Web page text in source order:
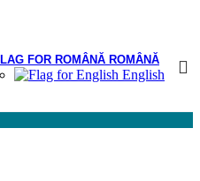
ROMÂNĂ
English